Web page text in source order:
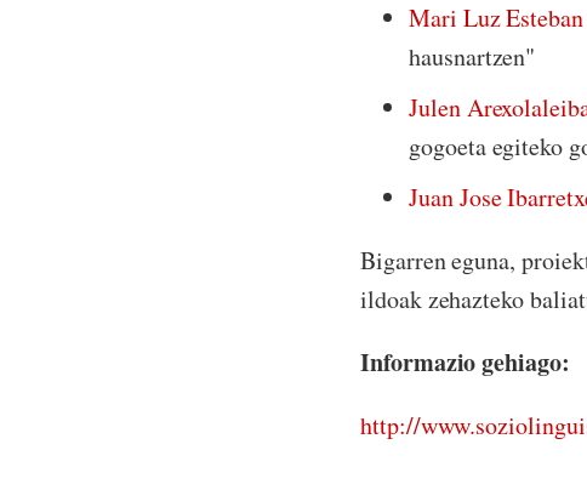
Mari Luz Esteban
hausnartzen"
Julen
gogoeta egiteko
Juan Jose
Bigarren eguna,
ildoak zehazteko
Informazio gehiago:
http://